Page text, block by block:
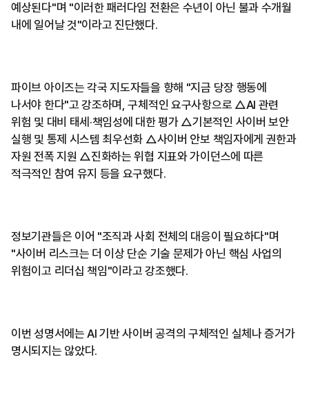
예상된다"며 "이러한 패러다임 전환은 수년이 아닌 불과 수개월
내에 일어날 것"이라고 진단했다.
파이브 아이즈는 각국 지도자들을 향해 "지금 당장 행동에
나서야 한다"고 강조하며, 구체적인 요구사항으로 △AI 관련
위험 및 대비 태세·책임성에 대한 평가 △기본적인 사이버 보안
실행 및 통제 시스템 최우선화 △사이버 안보 책임자에게 권한과
자원 전폭 지원 △진화하는 위협 지표와 가이던스에 따른
적극적인 참여 유지 등을 요구했다.
정보기관들은 이어 "조직과 사회 전체의 대응이 필요하다"며
"사이버 리스크는 더 이상 단순 기술 문제가 아닌 핵심 사업의
위험이고 리더십 책임"이라고 강조했다.
이번 성명서에는 AI 기반 사이버 공격의 구체적인 실체나 증거가
명시되지는 않았다.